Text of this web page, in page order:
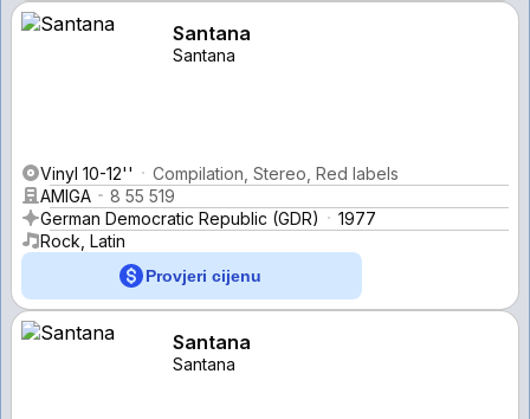
Santana
Santana
Vinyl 10-12''
Compilation, Stereo, Red labels
AMIGA
8 55 519
German Democratic Republic (GDR)
1977
Rock, Latin
Provjeri cijenu
Santana
Santana